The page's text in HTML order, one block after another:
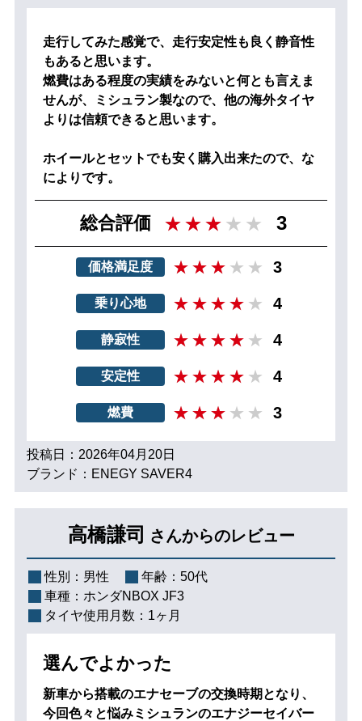
走行してみた感覚で、走行安定性も良く静音性
もあると思います。
燃費はある程度の実績をみないと何とも言えま
せんが、ミシュラン製なので、他の海外タイヤ
よりは信頼できると思います。
ホイールとセットでも安く購入出来たので、な
によりです。
総合評価 3
価格満足度 3
乗り心地 4
静寂性 4
安定性 4
燃費 3
投稿日：2026年04月20日
ブランド：ENEGY SAVER4
高橋謙司 さんからのレビュー
性別： 男性 年齢： 50代
車種： ホンダNBOX JF3
タイヤ使用月数： 1ヶ月
選んでよかった
新車から搭載のエナセーブの交換時期となり、
今回色々と悩みミシュランのエナジーセイバー